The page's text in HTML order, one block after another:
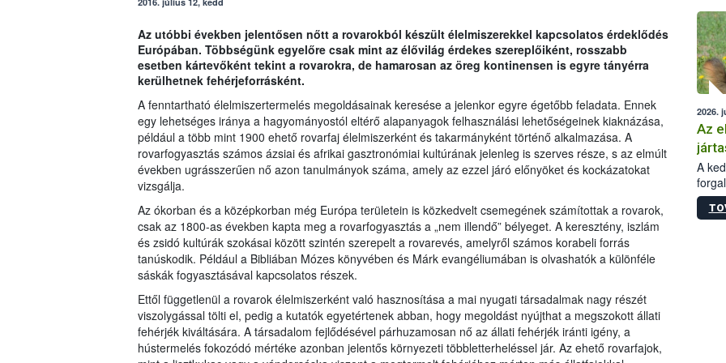
Az utóbbi években jelentősen nőtt a rovarokból készült élelmiszerekkel kapcsolatos érdeklődés
Európában. Többségünk egyelőre csak mint az élővilág érdekes szereplőiként, rosszabb
esetben kártevőként tekint a rovarokra, de hamarosan az öreg kontinensen is egyre tányérra
kerülhetnek fehérjeforrásként.
A fenntartható élelmiszertermelés megoldásainak keresése a jelenkor egyre égetőbb feladata. Ennek
egy lehetséges iránya a hagyományostól eltérő alapanyagok felhasználási lehetőségeinek kiaknázása,
például a több mint 1900 ehető rovarfaj élelmiszerként és takarmányként történő alkalmazása. A
rovarfogyasztás számos ázsiai és afrikai gasztronómiai kultúrának jelenleg is szerves része, s az elmúlt
években ugrásszerűen nő azon tanulmányok száma, amely az ezzel járó előnyöket és kockázatokat
vizsgálja.
Az ókorban és a középkorban még Európa területein is közkedvelt csemegének számítottak a rovarok,
csak az 1800-as években kapta meg a rovarfogyasztás a „nem illendő” bélyeget. A keresztény, iszlám
és zsidó kultúrák szokásai között szintén szerepelt a rovarevés, amelyről számos korabeli forrás
tanúskodik. Például a Bibliában Mózes könyvében és Márk evangéliumában is olvashatók a különféle
sáskák fogyasztásával kapcsolatos részek.
Ettől függetlenül a rovarok élelmiszerként való hasznosítása a mai nyugati társadalmak nagy részét
viszolygással tölti el, pedig a kutatók egyetértenek abban, hogy megoldást nyújthat a megszokott állati
fehérjék kiváltására. A társadalom fejlődésével párhuzamosan nő az állati fehérjék iránti igény, a
hústermelés fokozódó mértéke azonban jelentős környezeti többletterheléssel jár. Az ehető rovarfajok,
2026.
Az
A